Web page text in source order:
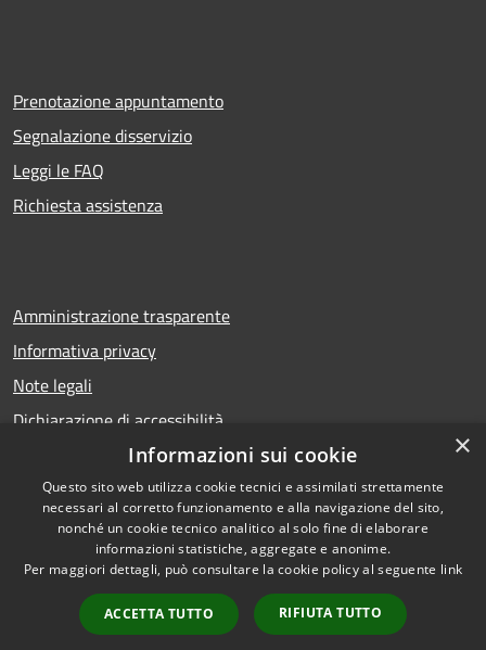
Prenotazione appuntamento
Segnalazione disservizio
Leggi le FAQ
Richiesta assistenza
Amministrazione trasparente
Informativa privacy
Note legali
Dichiarazione di accessibilità
RSS
Accessibilità
Privacy
Mappa del sito
Copyright © 2026 • Comune di
Calcio • Powered by
Municipium•Accesso
redazione
×
Informazioni sui cookie
Questo sito web utilizza cookie tecnici e assimilati strettamente
necessari al corretto funzionamento e alla navigazione del sito,
nonché un cookie tecnico analitico al solo fine di elaborare
informazioni statistiche, aggregate e anonime.
Per maggiori dettagli, può consultare la cookie policy al seguente link
ACCETTA TUTTO RIFIUTA TUTTO